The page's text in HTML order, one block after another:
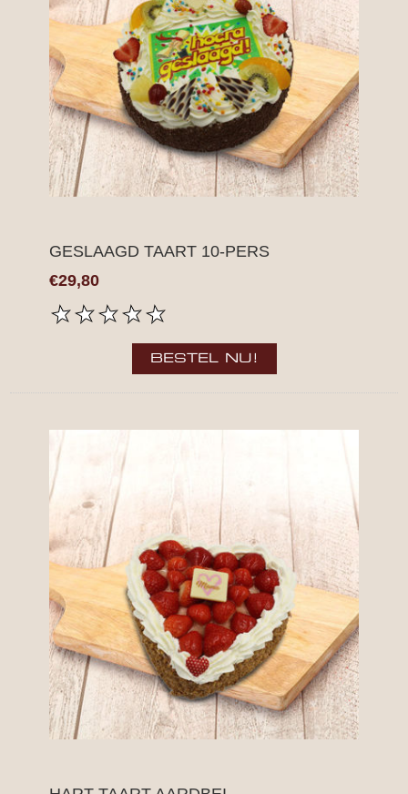
GESLAAGD TAART 10-PERS
€29,80